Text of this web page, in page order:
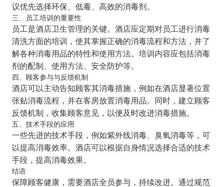
议优先选择环保、低毒、高效的消毒剂。
三、员工培训的重要性
员工是酒店卫生管理的关键。酒店应定期对员工进行消毒
清洗方面的培训，使其掌握正确的消毒流程和方法，并了
解各种消毒用品的特性和使用方法。培训内容应包括消毒
剂的配制、使用方法、安全防护等。
四、顾客参与与反馈机制
酒店可以主动告知顾客其消毒措施，例如在酒店显著位置
张贴消毒流程，并在客房放置消毒用品。同时，建立顾客
反馈机制，收集顾客意见，以便及时改进消毒措施。
五、技术手段的应用
一些先进的技术手段，例如紫外线消毒、臭氧消毒等，可
以提高消毒效率。酒店可以根据自身情况选择合适的技术
手段，提高消毒效果。
结语
保障顾客健康，需要酒店全员参与，持续改进。通过规范